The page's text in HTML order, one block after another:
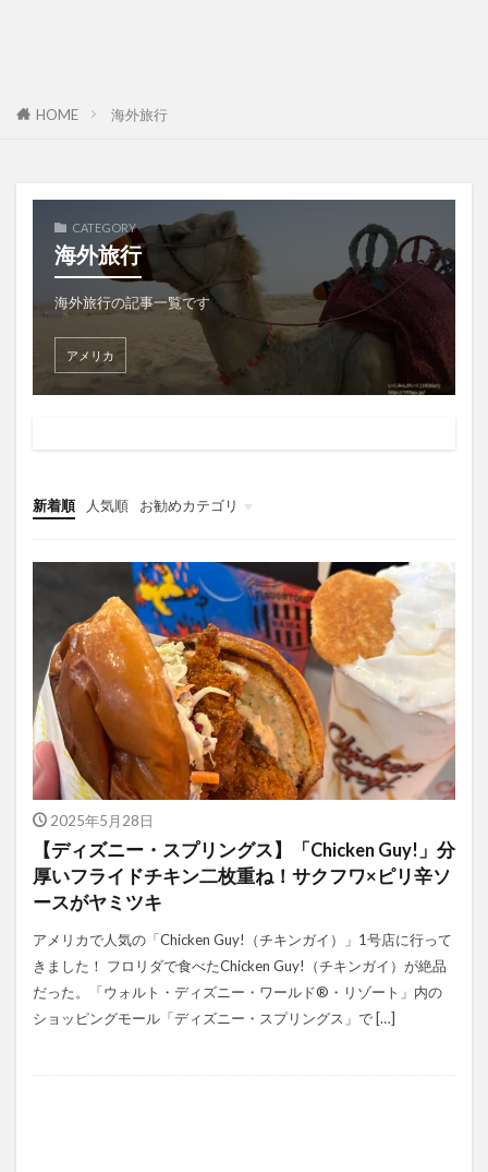
HOME 海外旅行
CATEGORY
海外旅行
海外旅行の記事一覧です
アメリカ
新着順 人気順 お勧めカテゴリ
未分類
2025年5月28日
【ディズニー・スプリングス】「Chicken Guy!」分
厚いフライドチキン二枚重ね！サクフワ×ピリ辛ソ
ースがヤミツキ
アメリカで人気の「Chicken Guy!（チキンガイ）」1号店に行って
きました！ フロリダで食べたChicken Guy!（チキンガイ）が絶品
だった。「ウォルト・ディズニー・ワールド®・リゾート」内の
ショッピングモール「ディズニー・スプリングス」で […]